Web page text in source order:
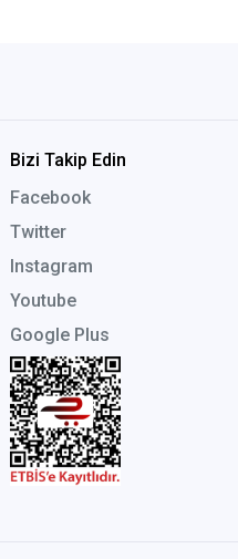
Bizi Takip Edin
Facebook
Twitter
Instagram
Youtube
Google Plus